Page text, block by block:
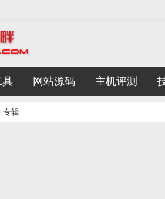
具 网站源码 主机评测
专辑